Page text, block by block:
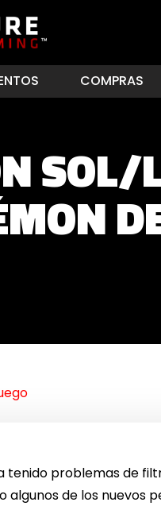
COMPRAS
SOL/
tenido problemas de
de los nuevos